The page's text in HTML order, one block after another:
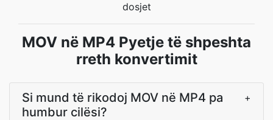
dosjet
MOV në MP4 Pyetje të shpeshta
rreth konvertimit
Si mund të rikodoj MOV në MP4 pa
humbur cilësi?
+